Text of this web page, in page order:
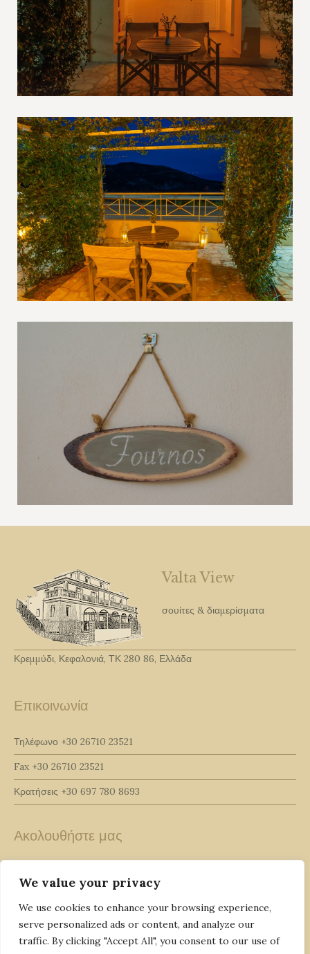
We value your privacy
We use cookies to enhance your browsing experience,
serve personalized ads or content, and analyze our
traffic. By clicking "Accept All", you consent to our use of
Valta View
σουίτες & διαμερίσματα
Κρεμμύδι, Κεφαλονιά, ΤΚ 280 86, Ελλάδα
Επικοινωνία
Τηλέφωνο +30 26710 23521
Fax +30 26710 23521
Κρατήσεις +30 697 780 8693
Ακολουθήστε μας